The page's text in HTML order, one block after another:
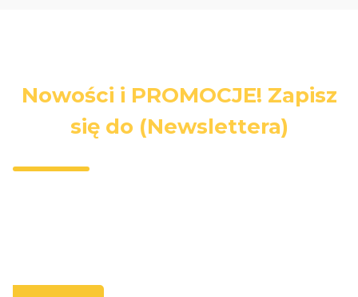
Nowości i PROMOCJE! Zapisz
się do (Newslettera)